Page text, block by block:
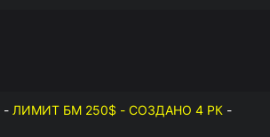
- ЛИМИТ БМ 250$ - СОЗДАНО 4 РК -